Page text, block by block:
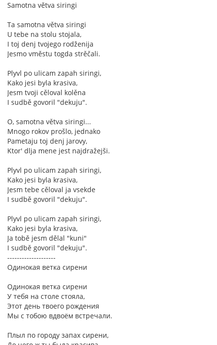
Samotna větva siringi
Ta samotna větva siringi
U tebe na stolu stojala,
I toj denj tvojego rodženija
Jesmo vměstu togda strěčali.
Plyvl po ulicam zapah siringi,
Kako jesi byla krasiva,
Jesm tvoji cěloval kolěna
I sudbě govoril "dekuju".
O, samotna větva siringi...
Mnogo rokov prošlo, jednako
Pametaju toj denj jarovy,
Ktor' dlja mene jest najdražejši.
Plyvl po ulicam zapah siringi,
Kako jesi byla krasiva,
Jesm tebe cěloval ja vsekde
I sudbě govoril "dekuju".
Plyvl po ulicam zapah siringi,
Kako jesi byla krasiva,
Ja tobě jesm dělal "kuni"
I sudbě govoril "dekuju".
--------------------
Одинокая ветка сирени
Одинокая ветка сирени
У тебя на столе стояла,
Этот день твоего рождения
Мы с тобою вдвоём встречали.
Плыл по городу запах сирени,